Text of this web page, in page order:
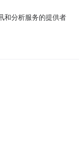
和分析服务的提供者